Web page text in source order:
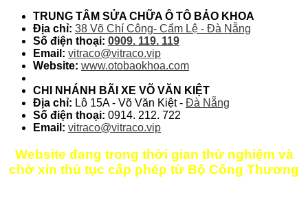
TRUNG TÂM SỬA CHỮA Ô TÔ BẢO KHOA
Địa chỉ: 38 Võ Chí Công- Cẩm Lệ - Đà Nẵng
Số điện thoại: 0909. 119. 119
Email: vitraco@vitraco.vip
Website: www.otobaokhoa.com
CHI NHÁNH BÃI XE VÕ VĂN KIỆT
Địa chỉ: Lô 15A - Võ Văn Kiệt - Đà Nẵng
Số điện thoại: 0914. 212. 722
Email: vitraco@vitraco.vip
Website đang trong thời gian thử nghiệm và
chờ xin thủ tục cấp phép từ Bộ Công Thương